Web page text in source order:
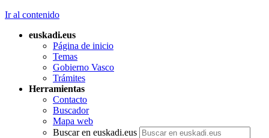
Ir al contenido
euskadi.eus
Página de inicio
Temas
Gobierno Vasco
Trámites
Herramientas
Contacto
Buscador
Mapa web
Buscar en euskadi.eus